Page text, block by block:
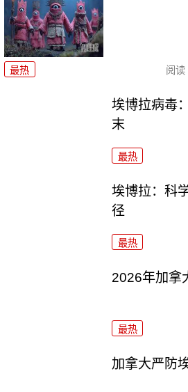
最热 阅读
埃博拉病毒
末
最热
埃博拉：科
径
最热
2026年加拿
最热
加拿大严防